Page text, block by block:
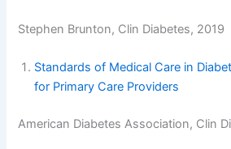
Stephen Brunton, Clin Diabetes, 2019
Standards of Medical Care in
for Primary Care Providers
American Diabetes Association, Clin